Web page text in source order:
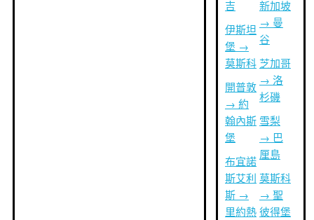
吉
伊斯坦
堡 →
莫斯科
開普敦
→ 約
翰內斯
堡
布宜諾
斯艾利
斯 →
里約熱
新加坡
→ 曼
谷
芝加哥
→ 洛
杉磯
雪梨
→ 巴
厘島
莫斯科
→ 聖
彼得堡